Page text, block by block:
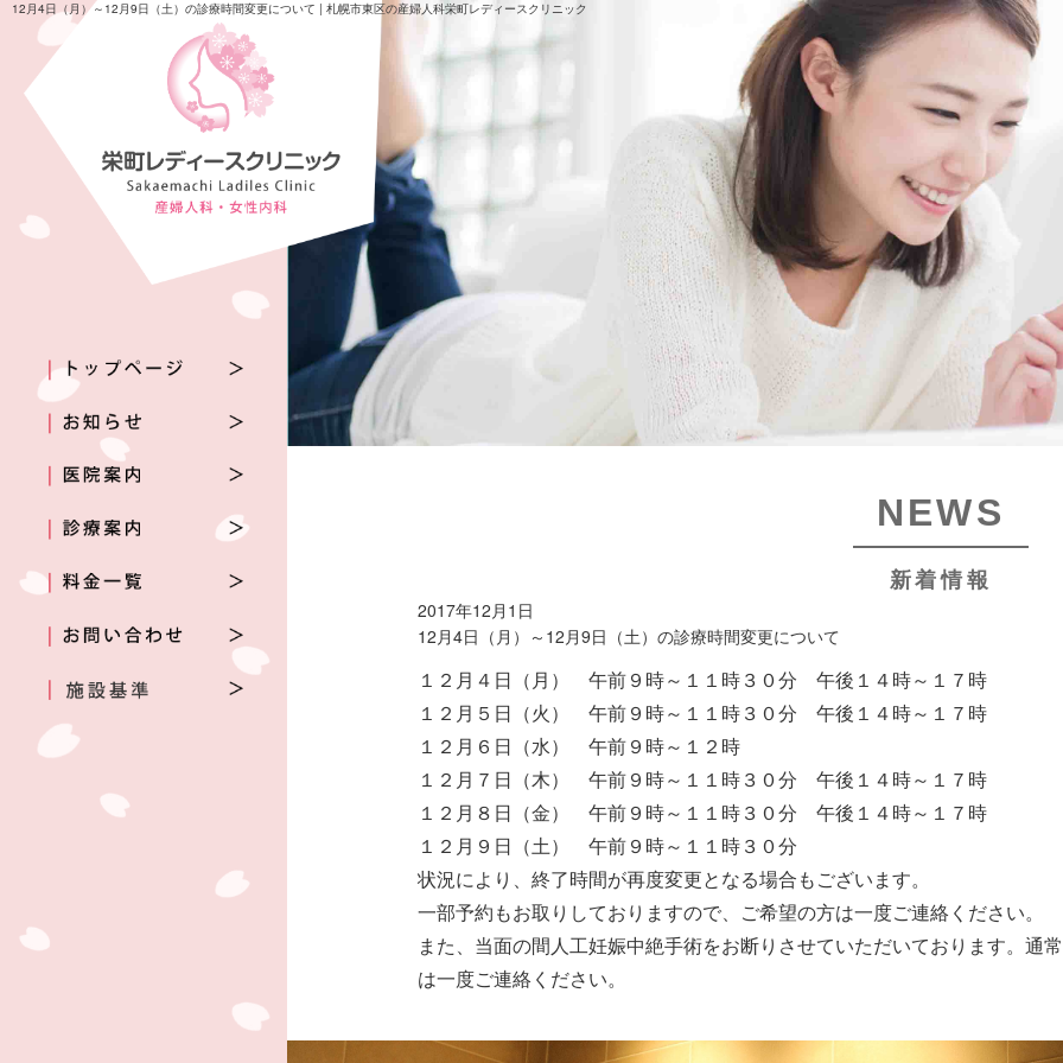
12月4日（月）～12月9日（土）の診療時間変更について | 札幌市東区の産婦人科栄町レディースクリニック
NEWS
新着情報
2017年12月1日
12月4日（月）～12月9日（土）の診療時間変更について
１２月４日（月） 午前９時～１１時３０分 午後１４時～１７時
１２月５日（火） 午前９時～１１時３０分 午後１４時～１７時
１２月６日（水） 午前９時～１２時
１２月７日（木） 午前９時～１１時３０分 午後１４時～１７時
１２月８日（金） 午前９時～１１時３０分 午後１４時～１７時
１２月９日（土） 午前９時～１１時３０分
状況により、終了時間が再度変更となる場合もございます。
一部予約もお取りしておりますので、ご希望の方は一度ご連絡ください。
また、当面の間人工妊娠中絶手術をお断りさせていただいております。通
は一度ご連絡ください。